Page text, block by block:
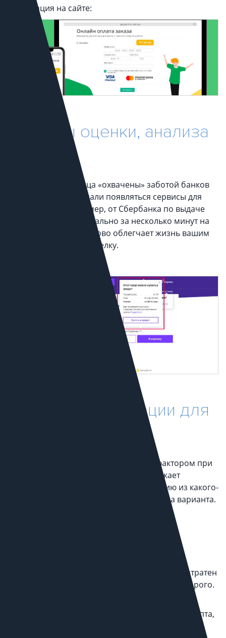
Реализация на сайте:
Системы оценки, анализа
Если физические лица «охвачены» заботой банков
давно, то сейчас начали появляться сервисы для
организаций, например, от Сбербанка по выдаче
кредита юр. лицу буквально за несколько минут на
вашем сайте. Это здорово облегчает жизнь вашим
клиентам и ускоряет сделку.
Парсинг информации для
Скорость становится определяющим фактором при
ведении бизнеса, поэтому, когда возникает
необходимость скопировать информацию из какого-
либо источника на ваш сайт у вас есть два варианта.
Первый вариант чрезвычайно трудоемок и затратен
по времени, к тому же как правило дороже второго.
Под «парсингом» мы понимаем написание скрипта,